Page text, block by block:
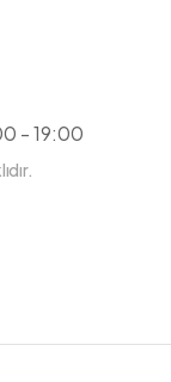
- 19:00